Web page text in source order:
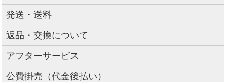
発送・送料
返品・交換について
アフターサービス
公費掛売（代金後払い）